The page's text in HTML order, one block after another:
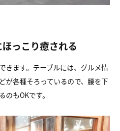
っこり癒される
きます。テーブルには、グルメ情
が各種そろっているので、腰を下
もOKです。